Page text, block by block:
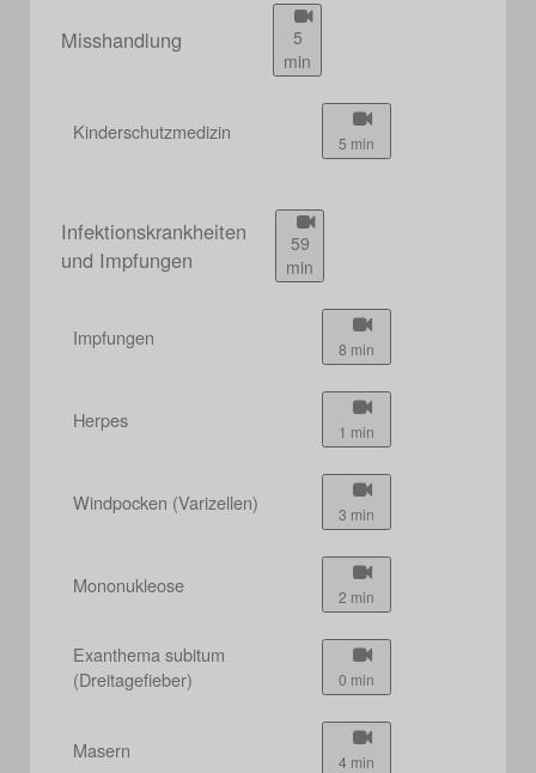
Misshandlung
5
min
Kinderschutzmedizin 5 min
Infektionskrankheiten
und Impfungen
59
min
Impfungen 8 min
Herpes 1 min
Windpocken (Varizellen) 3 min
Mononukleose 2 min
Exanthema subitum
(Dreitagefieber)
0 min
Masern 4 min